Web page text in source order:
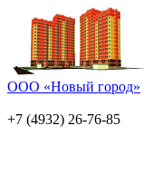
ООО «Новый город»
+7 (4932) 26-76-85